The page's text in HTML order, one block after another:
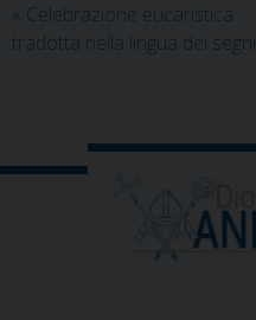
« Celebrazione eucaristica
tradotta nella lingua dei segni